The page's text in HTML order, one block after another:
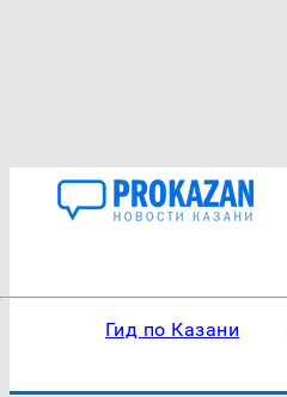
Гид по Казани